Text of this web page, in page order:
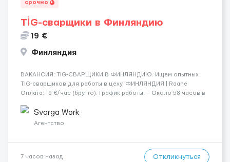
срочно
TİG-сварщики в Финляндию
19 €
Финляндия
​​ВАКАНСИЯ: TIG-СВАРЩИКИ В ФИНЛЯНДИЮ. Ищем опытных
TIG-сварщиков для работы в цеху. ФИНЛЯНДИЯ | Raahe
Оплата: 19 €/час (брутто). График работы: — Около 58 часов в
переработки. Дата начала: — Как можно скорее....
Svarga Work
Агентство
7 часов назад Откликнуться